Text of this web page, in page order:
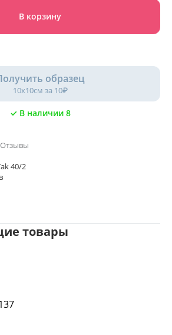
В корзину
образец
10х10см за 10₽
✓ В наличии 8
Отзывы
40/2
товары